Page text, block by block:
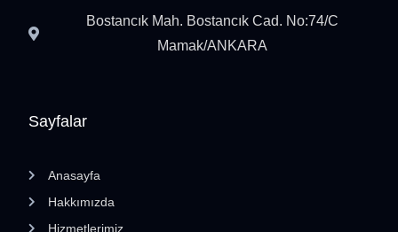
Sayfalar
Anasayfa
Hakkımızda
Hizmetlerimiz
Bostancık Mah. Bostancık Cad. No:74/C
Mamak/ANKARA